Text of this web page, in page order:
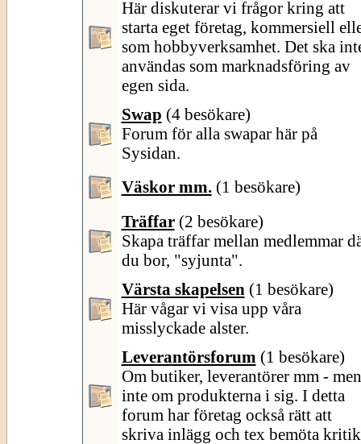
Här diskuterar vi frågor kring att
starta eget företag, kommersiell
som hobbyverksamhet. Det ska
användas som marknadsföring av
egen sida.
Swap (4 besökare)
Forum för alla swapar här på
Sysidan.
Väskor mm. (1 besökare)
Träffar (2 besökare)
Skapa träffar mellan medlemmar
du bor, "syjunta".
Värsta skapelsen (1 besökare)
Här vågar vi visa upp våra
misslyckade alster.
Leverantörsforum (1 besökare)
Om butiker, leverantörer mm - men
inte om produkterna i sig. I detta
forum har företag också rätt att
skriva inlägg och tex bemöta